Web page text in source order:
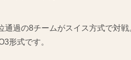
通過の8チームがスイス方式で対
形式です。